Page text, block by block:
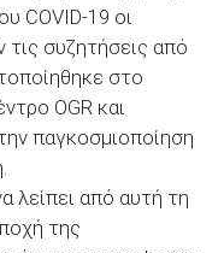
COVID-19 οι
συζητήσεις από
στο
OGR και
παγκοσμιοποίηση
λείπει από αυτή τη
της